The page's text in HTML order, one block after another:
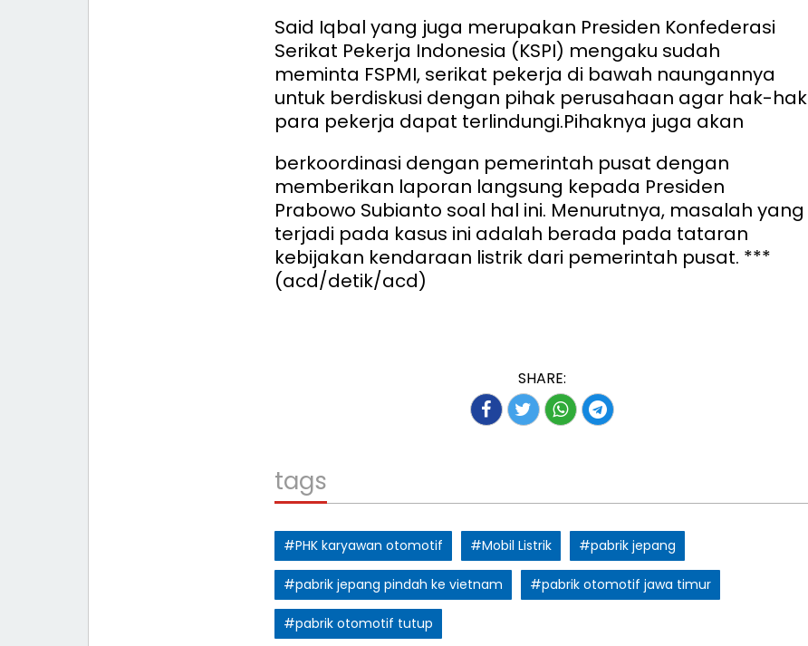
Said Iqbal yang juga merupakan Presiden Konfederasi
Serikat Pekerja Indonesia (KSPI) mengaku sudah
meminta FSPMI, serikat pekerja di bawah naungannya
untuk berdiskusi dengan pihak perusahaan agar hak-hak
para pekerja dapat terlindungi.Pihaknya juga akan
berkoordinasi dengan pemerintah pusat dengan
memberikan laporan langsung kepada Presiden
Prabowo Subianto soal hal ini. Menurutnya, masalah yang
terjadi pada kasus ini adalah berada pada tataran
kebijakan kendaraan listrik dari pemerintah pusat. ***
(acd/detik/acd)
SHARE:
tags
#PHK karyawan otomotif #Mobil Listrik #pabrik jepang
#pabrik jepang pindah ke vietnam #pabrik otomotif jawa timur
#pabrik otomotif tutup